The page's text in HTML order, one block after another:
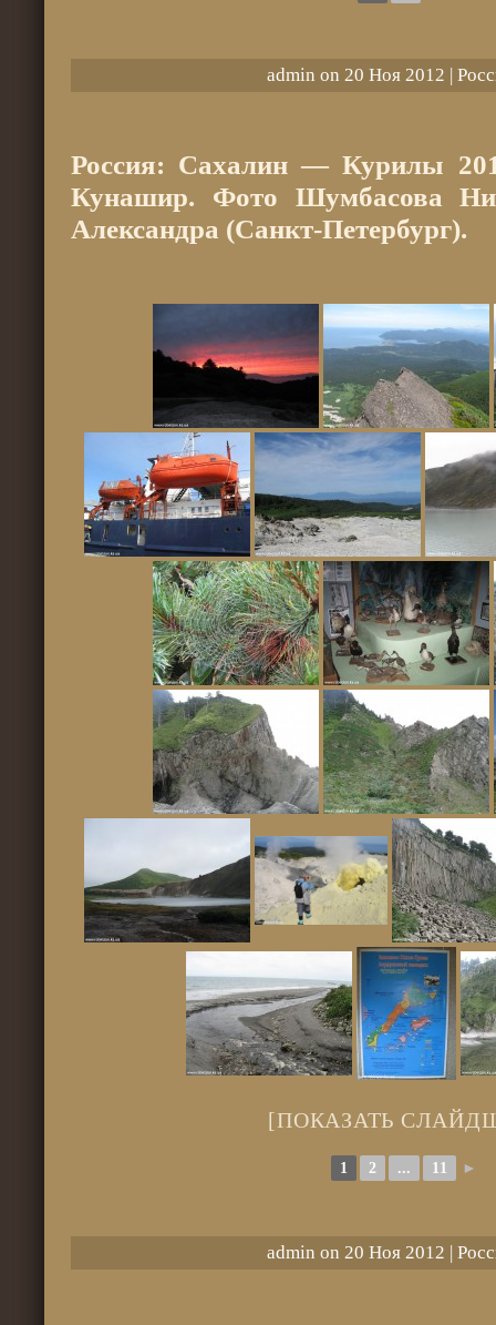
admin on 20 Ноя 2012 |
Россия: Сахалин — Курилы
Кунашир. Фото Шумбасова
Александра (Санкт-Петербург).
[ПОКАЗАТЬ
1 2 ... 11 ►
admin on 20 Ноя 2012 |